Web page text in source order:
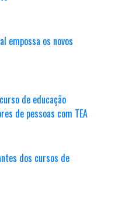
empossa os novos
de educação
de pessoas com TEA
dos cursos de